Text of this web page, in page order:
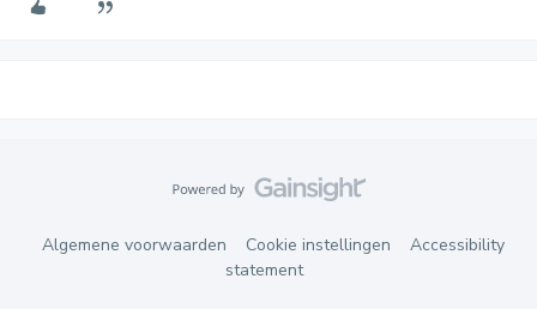
Algemene voorwaarden Cookie instellingen
Accessibility
statement